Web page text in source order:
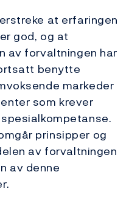
at erfaringen
god, og at
av forvaltningen har
benytte
markeder
som krever
prinsipper og
av forvaltningen
av denne